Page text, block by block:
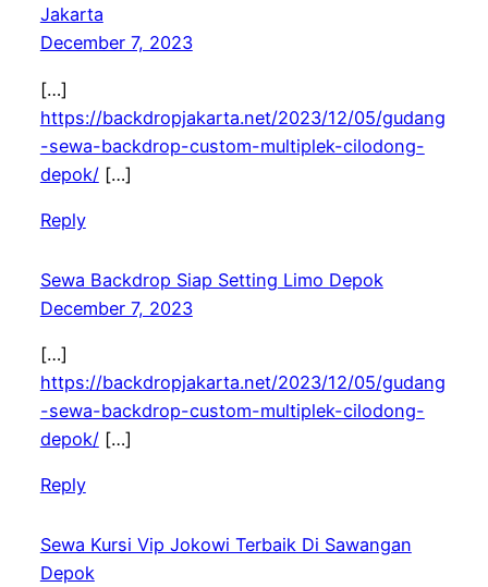
Jakarta
December 7, 2023
[…]
https://backdropjakarta.net/2023/12/05/gudang
-sewa-backdrop-custom-multiplek-cilodong-
depok/[…]
Reply
Sewa Backdrop Siap Setting Limo Depok
December 7, 2023
[…]
https://backdropjakarta.net/2023/12/05/gudang
-sewa-backdrop-custom-multiplek-cilodong-
depok/[…]
Reply
Sewa Kursi Vip Jokowi Terbaik Di Sawangan
Depok